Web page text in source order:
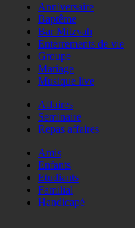
Anniversaire
Baptême
Bar Mitzvah
Enterrements de vie
Groupe
Mariage
Musique live
Affaires
Seminaire
Repas affaires
Amis
Enfants
Etudiants
Familial
Handicapé